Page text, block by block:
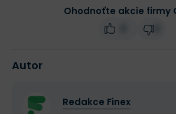
Ohodnoťte akcie firmy
Autor
Redakce Finex